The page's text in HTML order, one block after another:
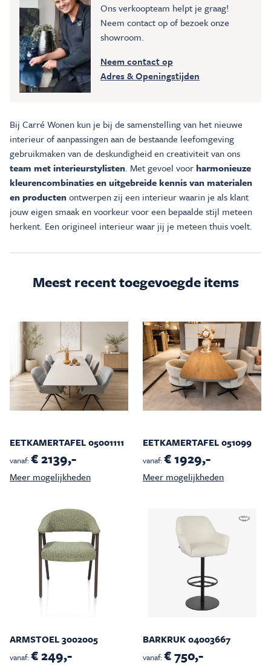
Ons verkoopteam helpt je graag!
Neem contact op of bezoek onze
showroom.
Neem contact op
Adres & Openingstijden
Bij Carré Wonen kun je bij de samenstelling van het nieuwe
interieur of aanpassingen aan de bestaande leefomgeving
gebruikmaken van de deskundigheid en creativiteit van ons
team met interieurstylisten. Met gevoel voorharmonieuze
kleurencombinaties en uitgebreide kennis van materialen
en productenontwerpen zij een interieur waarin je als klant
jouw eigen smaak en voorkeur voor een bepaalde stijl meteen
herkent. Een origineel interieur waar jij je meteen thuis voelt.
Meest recent toegevoegde items
EETKAMERTAFEL 05001111
vanaf:€ 2139,-
Meer mogelijkheden
EETKAMERTAFEL 051099
vanaf:€ 1929,-
Meer mogelijkheden
ARMSTOEL 3002005
vanaf:€ 249,-
BARKRUK 04003667
vanaf:€ 750,-